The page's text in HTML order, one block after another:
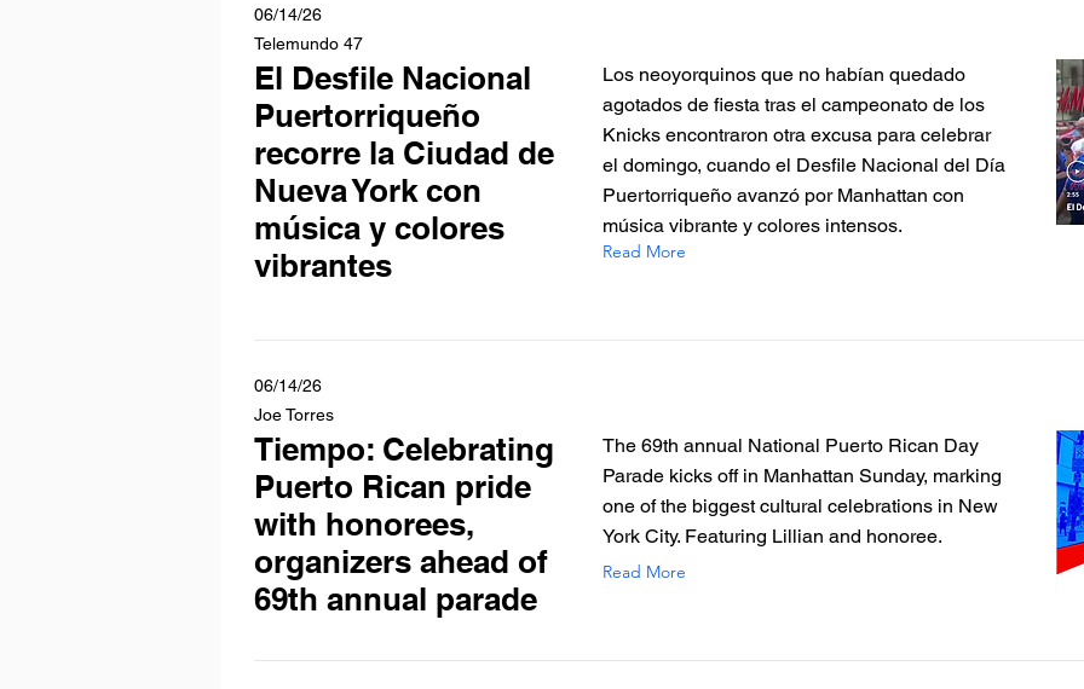
06/14/26
Telemundo 47
El Desfile Nacional
Puertorriqueño
recorre la Ciudad de
Nueva York con
música y colores
vibrantes
Los neoyorquinos que no habían quedado
agotados de fiesta tras el campeonato de los
Knicks encontraron otra excusa para celebrar
el domingo, cuando el Desfile Nacional del Día
Puertorriqueño avanzó por Manhattan con
música vibrante y colores intensos.
Read More
06/14/26
Joe Torres
Tiempo: Celebrating
Puerto Rican pride
with honorees,
organizers ahead of
69th annual parade
The 69th annual National Puerto Rican Day
Parade kicks off in Manhattan Sunday, marking
one of the biggest cultural celebrations in New
York City. Featuring Lillian and honoree.
Read More